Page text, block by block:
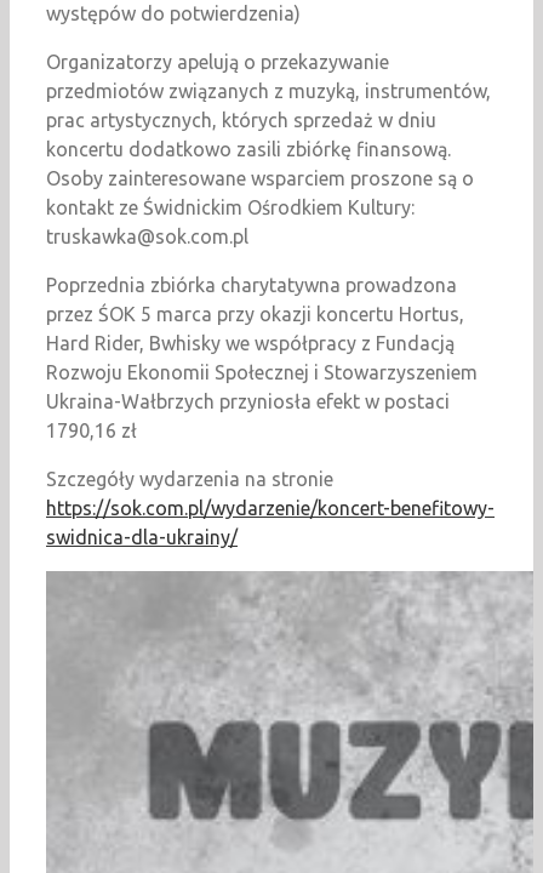
występów do potwierdzenia)
Organizatorzy apelują o przekazywanie
przedmiotów związanych z muzyką, instrumentów,
prac artystycznych, których sprzedaż w dniu
koncertu dodatkowo zasili zbiórkę finansową.
Osoby zainteresowane wsparciem proszone są o
kontakt ze Świdnickim Ośrodkiem Kultury:
truskawka@sok.com.pl
Poprzednia zbiórka charytatywna prowadzona
przez ŚOK 5 marca przy okazji koncertu Hortus,
Hard Rider, Bwhisky we współpracy z Fundacją
Rozwoju Ekonomii Społecznej i Stowarzyszeniem
Ukraina-Wałbrzych przyniosła efekt w postaci
1790,16 zł
Szczegóły wydarzenia na stronie
https://sok.com.pl/wydarzenie/koncert-benefitowy-
swidnica-dla-ukrainy/